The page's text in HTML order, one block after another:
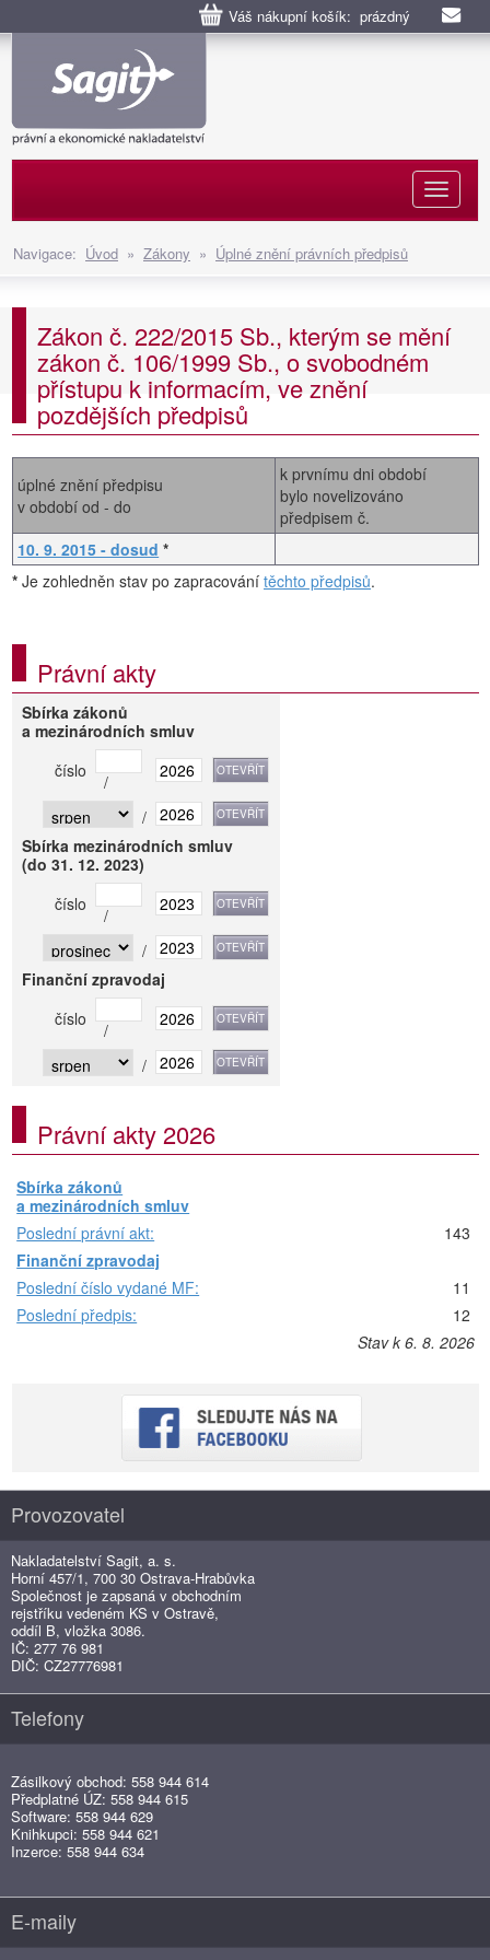
Váš nákupní košík: prázdný
Navigace: Úvod » Zákony » Úplné znění právních předpisů
Zákon č. 222/2015 Sb., kterým se mění
zákon č. 106/1999 Sb., o svobodném
přístupu k informacím, ve znění
pozdějších předpisů
úplné znění předpisu
v období od - do
k prvnímu dni období
bylo novelizováno
předpisem č.
10. 9. 2015 - dosud *
* Je zohledněn stav po zapracování těchto předpisů.
Právní akty
Sbírka zákonů
a mezinárodních smluv
číslo
/
/
Sbírka mezinárodních smluv
(do 31. 12. 2023)
číslo
/
/
Finanční zpravodaj
číslo
/
/
Právní akty 2026
Sbírka zákonů
a mezinárodních smluv
Poslední právní akt:
143
Finanční zpravodaj
Poslední číslo vydané MF:
11
Poslední předpis:
12
Stav k 6. 8. 2026
Provozovatel
Nakladatelství Sagit, a. s.
Horní 457/1, 700 30 Ostrava-Hrabůvka
Společnost je zapsaná v obchodním
rejstříku vedeném KS v Ostravě,
oddíl B, vložka 3086.
IČ: 277 76 981
DIČ: CZ27776981
Telefony
Zásilkový obchod: 558 944 614
Předplatné ÚZ: 558 944 615
Software: 558 944 629
Knihkupci: 558 944 621
Inzerce: 558 944 634
E-maily